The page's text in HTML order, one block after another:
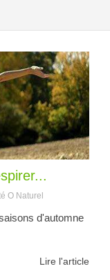
O Naturel
d'automne
Lire l'article